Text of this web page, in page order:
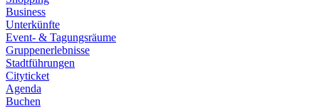
Business
Unterkünfte
Event- & Tagungsräume
Gruppenerlebnisse
Stadtführungen
Cityticket
Agenda
Buchen